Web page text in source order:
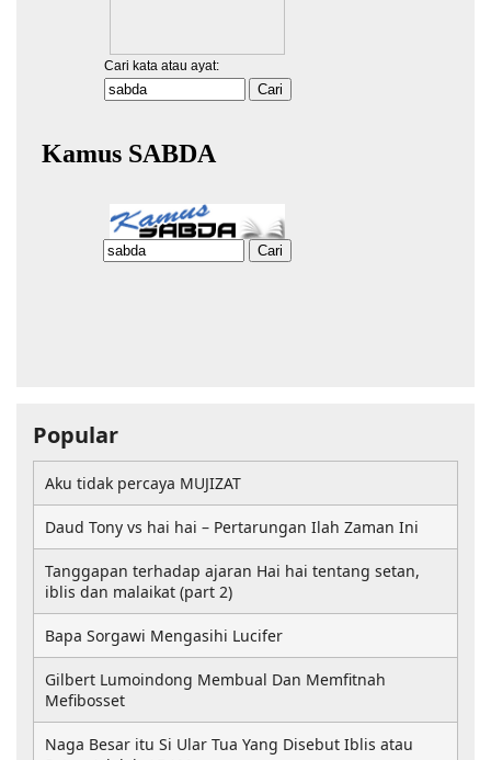
Popular
Aku tidak percaya MUJIZAT
Daud Tony vs hai hai – Pertarungan Ilah Zaman Ini
Tanggapan terhadap ajaran Hai hai tentang setan,
iblis dan malaikat (part 2)
Bapa Sorgawi Mengasihi Lucifer
Gilbert Lumoindong Membual Dan Memfitnah
Mefibosset
Naga Besar itu Si Ular Tua Yang Disebut Iblis atau